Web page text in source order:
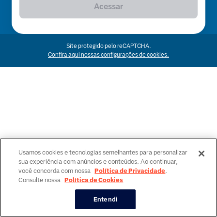
Acessar
Site protegido pelo reCAPTCHA.
Confira aqui nossas configurações de cookies.
Usamos cookies e tecnologias semelhantes para personalizar
sua experiência com anúncios e conteúdos. Ao continuar,
você concorda com nossa Política de Privacidade.
Consulte nossa Política de Cookies
Entendi